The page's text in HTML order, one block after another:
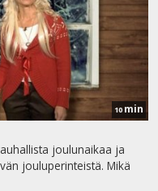
10 min
joulunaikaa ja
jouluperinteistä. Mikä